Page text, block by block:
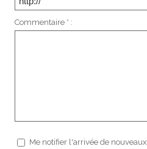
Commentaire * :
Me notifier l'arrivée de